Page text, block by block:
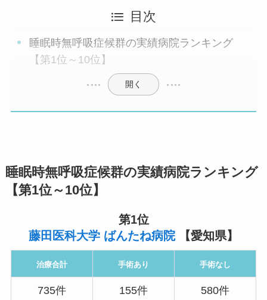
目次
睡眠時無呼吸症候群の実績病院ランキング
【第1位～10位】
開く
睡眠時無呼吸症候群の実績病院ランキング
【第1位～10位】
第1位
藤田医科大学 ばんたね病院【愛知県】
治療合計 手術あり 手術なし
735件 155件 580件